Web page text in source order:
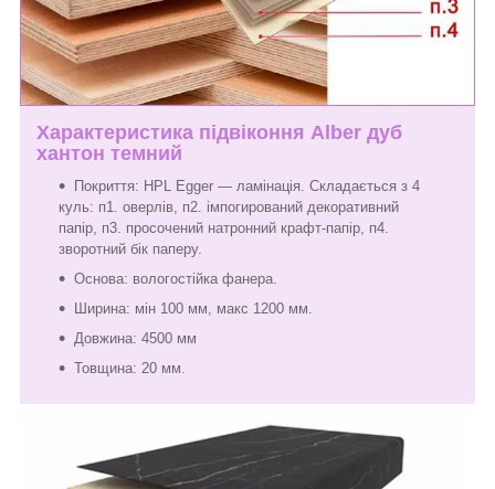
Характеристика підвіконня Alber дуб
хантон темний
Покриття: HPL Egger — ламінація. Складається з 4
куль: п1. оверлів, п2. імпогирований декоративний
папір, п3. просочений натронний крафт-папір, п4.
зворотний бік паперу.
Основа: вологостійка фанера.
Ширина: мін 100 мм, макс 1200 мм.
Довжина: 4500 мм
Товщина: 20 мм.